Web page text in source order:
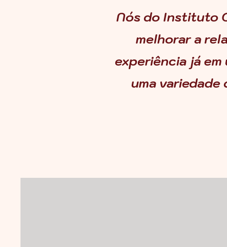
Nós do Instituto
melhorar a
experiência já
uma variedade